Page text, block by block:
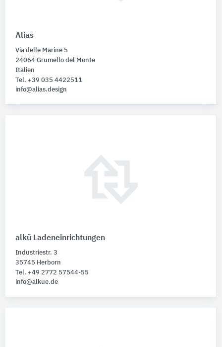
Alias
Via delle Marine 5
24064 Grumello del Monte
Italien
Tel. +39 035 4422511
info@alias.design
alkü Ladeneinrichtungen
Industriestr. 3
35745 Herborn
Tel. +49 2772 57544-55
info@alkue.de